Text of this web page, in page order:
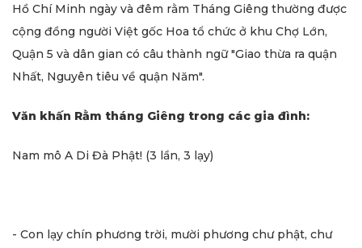
Hồ Chí Minh ngày và đêm rằm Tháng Giêng thường được
cộng đồng người Việt gốc Hoa tổ chức ở khu Chợ Lớn,
Quận 5 và dân gian có câu thành ngữ "Giao thừa ra quận
Nhất, Nguyên tiêu về quận Năm".
Văn khấn Rằm tháng Giêng trong các gia đình:
Nam mô A Di Đà Phật! (3 lần, 3 lạy)
- Con lạy chín phương trời, mười phương chư phật, chư